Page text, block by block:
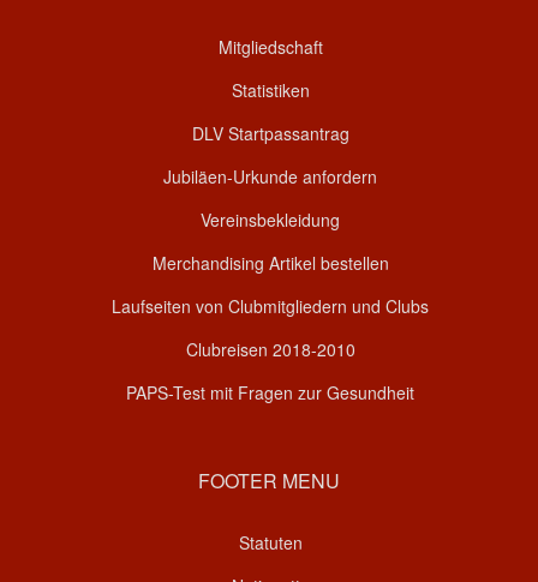
Mitgliedschaft
Statistiken
DLV Startpassantrag
Jubiläen-Urkunde anfordern
Vereinsbekleidung
Merchandising Artikel bestellen
Laufseiten von Clubmitgliedern und Clubs
Clubreisen 2018-2010
PAPS-Test mit Fragen zur Gesundheit
FOOTER MENU
Statuten